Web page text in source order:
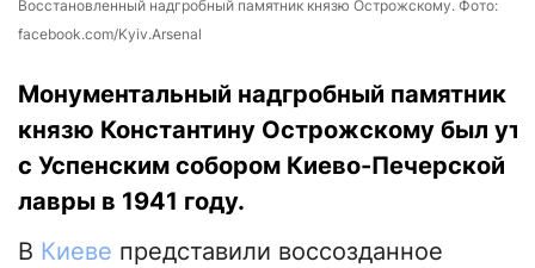
Восстановленный надгробный памятник князю Острожскому. Фото:
facebook.com/Kyiv.Arsenal
Монументальный надгробный памятник
князю Константину Острожскому был
с Успенским собором Киево-Печерской
лавры в 1941 году.
В Киеве представили воссозданное